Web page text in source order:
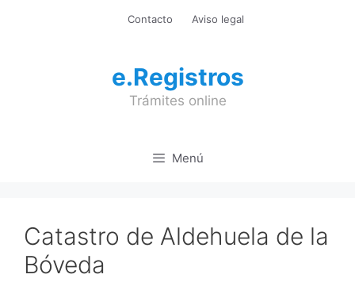
Contacto Aviso legal
e.Registros
Trámites online
Menú
Catastro de Aldehuela de la
Bóveda